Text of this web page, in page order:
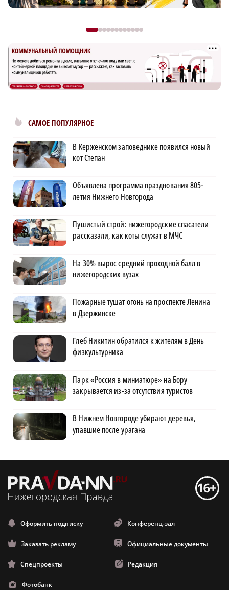
САМОЕ ПОПУЛЯРНОЕ
В Керженском заповеднике появился новый
кот Степан
Объявлена программа празднования 805-
летия Нижнего Новгорода
Пушистый строй: нижегородские спасатели
рассказали, как коты служат в МЧС
На 30% вырос средний проходной балл в
нижегородских вузах
Пожарные тушат огонь на проспекте Ленина
в Дзержинске
Глеб Никитин обратился к жителям в День
физкультурника
Парк «Россия в миниатюре» на Бору
закрывается из-за отсутствия туристов
В Нижнем Новгороде убирают деревья,
упавшие после урагана
Оформить подписку Конференц-зал
Заказать рекламу Официальные документы
Спецпроекты Редакция
Фотобанк